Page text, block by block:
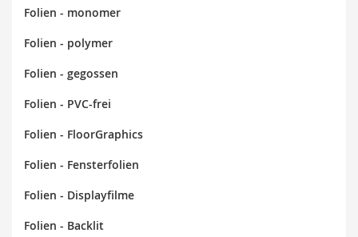
Folien - monomer
Folien - polymer
Folien - gegossen
Folien - PVC-frei
Folien - FloorGraphics
Folien - Fensterfolien
Folien - Displayfilme
Folien - Backlit